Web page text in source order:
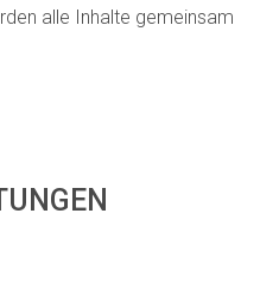
alle Inhalte gemeinsam